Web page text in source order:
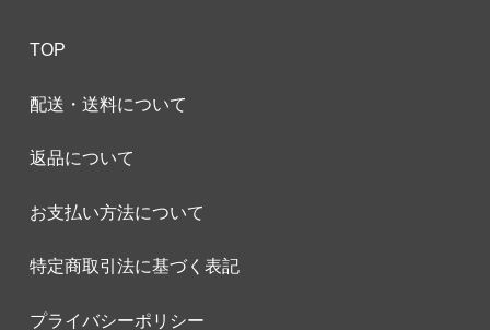
TOP
配送・送料について
返品について
お支払い方法について
特定商取引法に基づく表記
プライバシーポリシー